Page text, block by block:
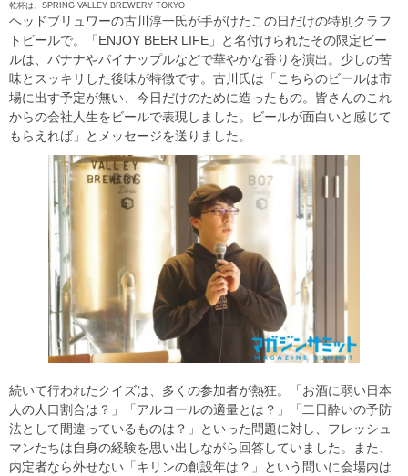
乾杯は、 SPRING VALLEY BREWERY TOKYO
ヘッドブリュワーの古川淳一氏が手がけたこの日だけの特別クラフ
トビールで。「ENJOY BEER LIFE」と名付けられたその限定ビー
ルは、バナナやパイナップルなどで華やかな香りを演出。少しの苦
味とスッキリした後味が特徴です。古川氏は「こちらのビールは市
場に出す予定が無い、今日だけのために造ったもの。皆さんのこれ
からの会社人生をビールで表現しました。ビールが面白いと感じて
もらえれば」とメッセージを送りました。
続いて行われたクイズは、多くの参加者が熱狂。「お酒に弱い日本
人の人口割合は？」「アルコールの適量とは？」「二日酔いの予防
法として間違っているものは？」といった問題に対し、フレッシュ
マンたちは自身の経験を思い出しながら回答していました。また、
内定者なら外せない「キリンの創設年は？」という問いに会場内は